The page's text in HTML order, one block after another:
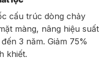
cấu trúc dòng chảy
màng, nâng hiệu suất
3 năm. Giảm 75%
khiết.